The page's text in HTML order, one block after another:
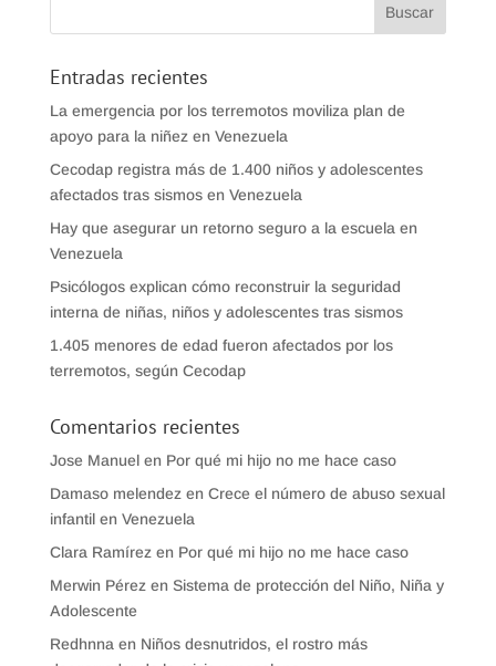
Entradas recientes
La emergencia por los terremotos moviliza plan de
apoyo para la niñez en Venezuela
Cecodap registra más de 1.400 niños y adolescentes
afectados tras sismos en Venezuela
Hay que asegurar un retorno seguro a la escuela en
Venezuela
Psicólogos explican cómo reconstruir la seguridad
interna de niñas, niños y adolescentes tras sismos
1.405 menores de edad fueron afectados por los
terremotos, según Cecodap
Comentarios recientes
Jose Manuelen Por qué mi hijo no me hace caso
Damaso melendez en Crece el número de abuso sexual
infantil en Venezuela
Clara Ramírez en Por qué mi hijo no me hace caso
Merwin Pérez en Sistema de protección del Niño, Niña y
Adolescente
Redhnna en Niños desnutridos, el rostro más